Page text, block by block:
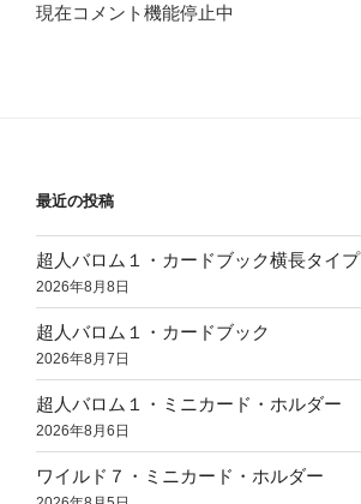
現在コメント機能停止中
最近の投稿
超人バロム１・カードブック横長タイプ
2026年8月8日
超人バロム１・カードブック
2026年8月7日
超人バロム１・ミニカード・ホルダー
2026年8月6日
ワイルド７・ミニカード・ホルダー